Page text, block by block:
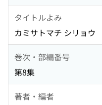
タイトルよみ
カミサトマチ シリョウ
巻次・部編番号
第8集
著者・編者